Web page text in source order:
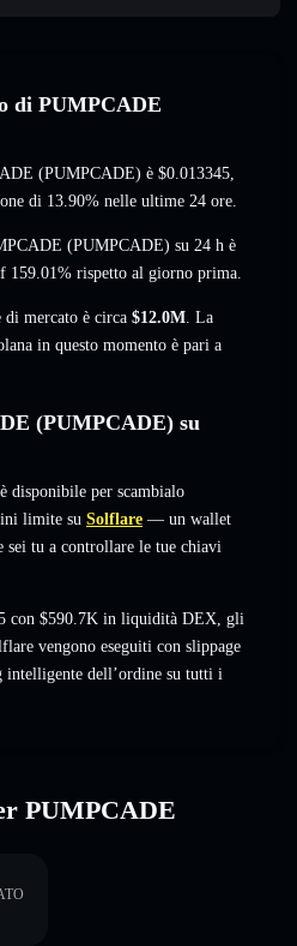
di PUMPCADE
(PUMPCADE) è $0.013345,
di 13.90% nelle ultime 24 ore.
(PUMPCADE) su 24 h è
159.01% rispetto al giorno prima.
di mercato è circa $12.0M. La
in questo momento è pari a
(PUMPCADE) su
disponibile per scambialo
limite su Solflare — un wallet
sei tu a controllare le tue chiavi
con $590.7K in liquidità DEX, gli
vengono eseguiti con slippage
dell’ordine su tutti i
PUMPCADE